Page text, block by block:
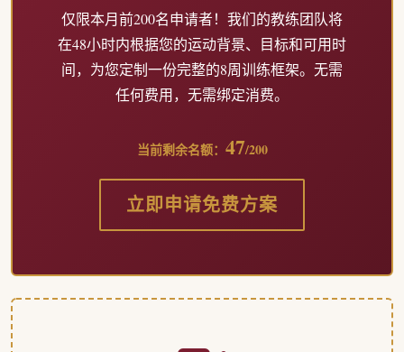
仅限本月前200名申请者！我们的教练团队将
在48小时内根据您的运动背景、目标和可用时
间，为您定制一份完整的8周训练框架。无需
任何费用，无需绑定消费。
当前剩余名额： 47/200
立即申请免费方案